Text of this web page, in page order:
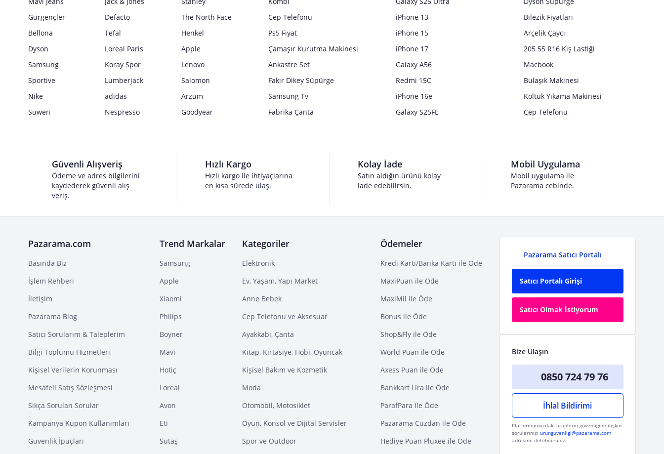
Gürgençler
Defacto
The North Face
Bellona
Tefal
Henkel
Dyson
Loreal Paris
Apple
Samsung
Koray Spor
Lenovo
Sportive
Lumberjack
Salomon
Nike
adidas
Arzum
Suwen
Nespresso Goodyear
Cep Telefonu
Ps5 Fiyat
Çamaşır Kurutma Makinesi
Ankastre Set
Fakir Dikey Süpürge
Samsung Tv
Fabrika Çanta
iPhone 13
iPhone 15
iPhone 17
Galaxy A56
Redmi 15C
iPhone 16e
Galaxy S25FE
Bilezik Fiyatları
Arçelik Çaycı
205 55 R16 Kış Lastiği
Macbook
Bulaşık Makinesi
Koltuk Yıkama Makinesi
Cep Telefonu
Güvenli Alışveriş
Ödeme ve adres bilgilerini
kaydederek güvenli alış
veriş.
Hızlı Kargo
Hızlı kargo ile ihtiyaçlarına
en kısa sürede ulaş.
Kolay İade
Satın aldığın ürünü kolay
iade edebilirsin.
Mobil Uygulama
Mobil uygulama ile
Pazarama cebinde.
Pazarama.com
Basında Biz
İşlem Rehberi
İletişim
Pazarama Blog
Satıcı Sorularım & Taleplerim
Bilgi Toplumu Hizmetleri
Kişisel Verilerin Korunması
Mesafeli Satış Sözleşmesi
Sıkça Sorulan Sorular
Kampanya Kupon Kullanımları
Güvenlik İpuçları
Trend Markalar
Samsung
Apple
Xiaomi
Philips
Boyner
Mavi
Hotiç
Loreal
Avon
Eti
Sütaş
Kategoriler
Elektronik
Ev, Yaşam, Yapı Market
Anne Bebek
Cep Telefonu ve Aksesuar
Ayakkabı, Çanta
Kitap, Kırtasiye, Hobi, Oyuncak
Kişisel Bakım ve Kozmetik
Moda
Otomobil, Motosiklet
Oyun, Konsol ve Dijital Servisler
Spor ve Outdoor
Ödemeler
Kredi Kartı/Banka Kartı ile Öde
MaxiPuan ile Öde
MaxiMil ile Öde
Bonus ile Öde
Shop&Fly ile Öde
World Puan ile Öde
Axess Puan ile Öde
Bankkart Lira ile Öde
ParafPara ile Öde
Pazarama Cüzdan ile Öde
Hediye Puan Pluxee ile Öde
Pazarama Satıcı Portalı
Satıcı Portalı Girişi
Satıcı Olmak İstiyorum
Bize Ulaşın
0850 724 79 76
İhlal Bildirimi
Platformumuzdaki ürünlerin güvenliğine ilişkin
sorularınızı urunguvenligi@pazarama.com
adresine iletebilirsiniz.